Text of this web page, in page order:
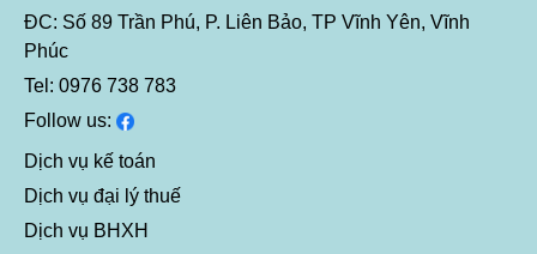
ĐC: Số 89 Trần Phú, P. Liên Bảo, TP Vĩnh Yên, Vĩnh
Phúc
Tel: 0976 738 783
Follow us:
Dịch vụ kế toán
Dịch vụ đại lý thuế
Dịch vụ BHXH